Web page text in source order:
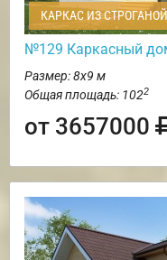
КАРКАС ИЗ
№129 Каркасный
Размер: 8х9 м
Общая площадь: 1022
от 3657000